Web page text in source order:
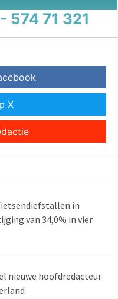
574 71 321
X
in
van 34,0% in vier
nieuwe hoofdredacteur